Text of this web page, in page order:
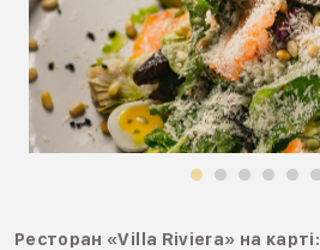
Ресторан «Villa Riviera» на карті: